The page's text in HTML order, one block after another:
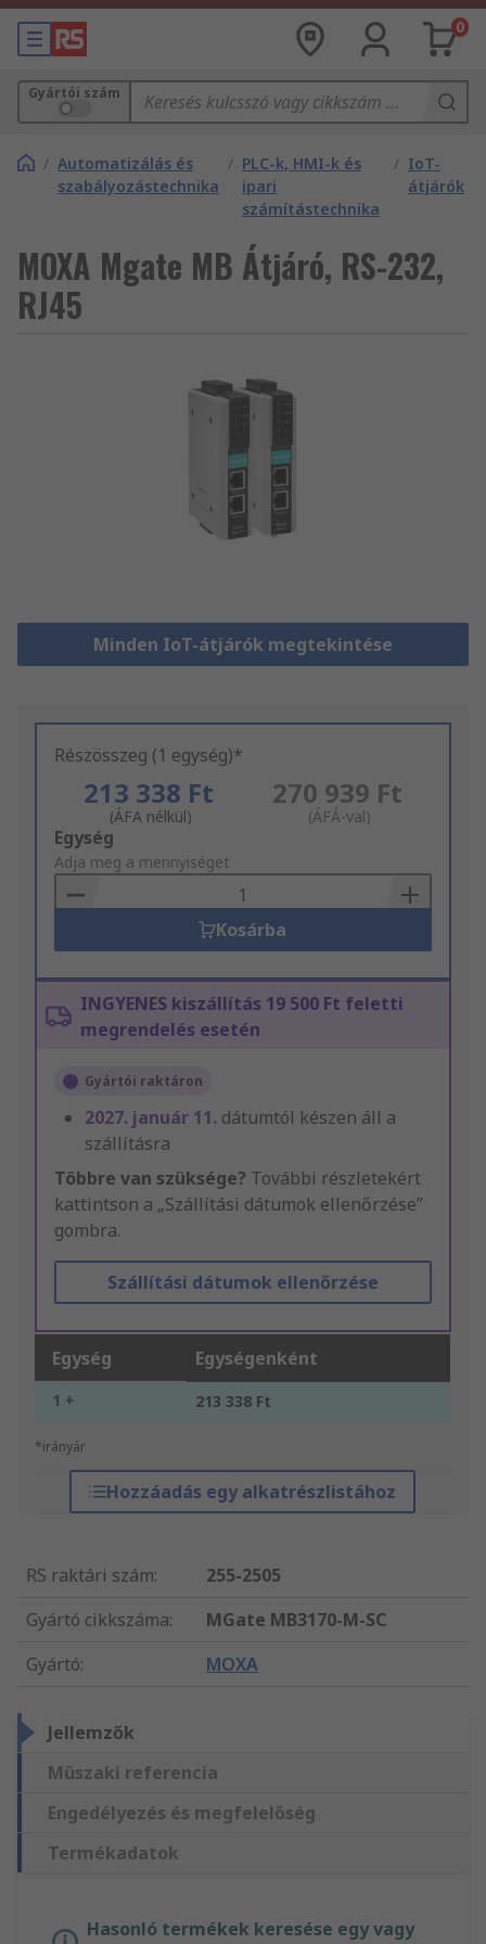
0
Gyártói szám
/ Automatizálás és
szabályozástechnika
/ PLC-k, HMI-k és
ipari
számítástechnika
/ IoT-
átjárók
MOXA Mgate MB Átjáró, RS-232,
RJ45
Minden IoT-átjárók megtekintése
Részösszeg (1 egység)*
213 338 Ft
(ÁFA nélkül)
270 939 Ft
(ÁFÁ-val)
Add
to
Basket
Egység
Adja meg a mennyiséget
Kosárba
INGYENES kiszállítás 19 500 Ft feletti
megrendelés esetén
Gyártói raktáron
2027. január 11. dátumtól készen áll a
szállításra
Többre van szüksége? További részletekért
kattintson a „Szállítási dátumok ellenőrzése”
gombra.
Szállítási dátumok ellenőrzése
Egység Egységenként
1 + 213 338 Ft
*irányár
Hozzáadás egy alkatrészlistához
RS raktári szám:
255-2505
Gyártó cikkszáma:
MGate MB3170-M-SC
Gyártó: MOXA
Jellemzők
Műszaki referencia
Engedélyezés és megfelelőség
Termékadatok
Hasonló termékek keresése egy vagy